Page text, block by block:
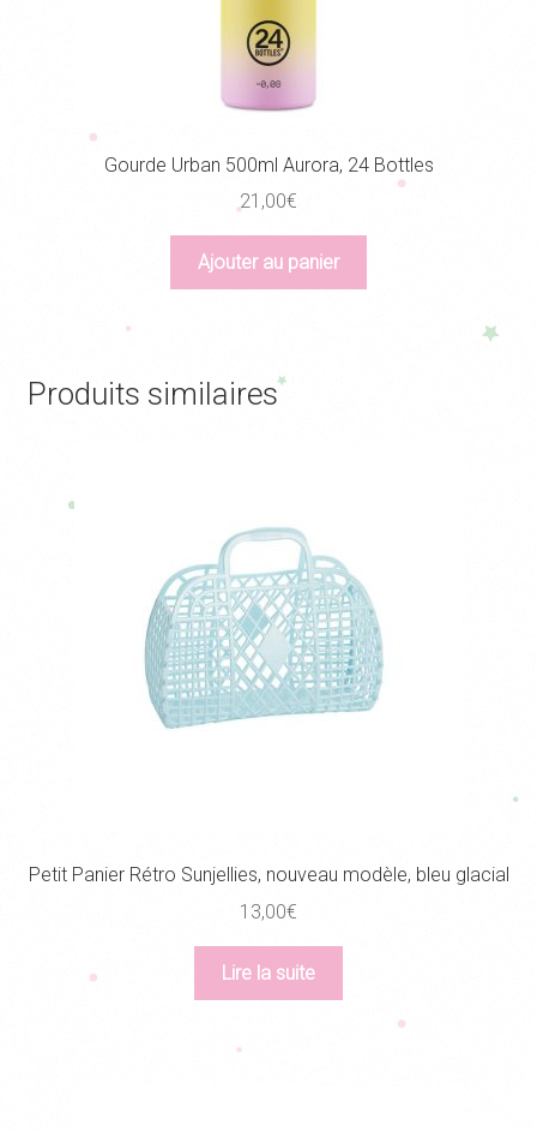
Gourde Urban 500ml Aurora, 24 Bottles
21,00€
Ajouter au panier
Produits similaires
Petit Panier Rétro Sunjellies, nouveau modèle, bleu glacial
13,00€
Lire la suite